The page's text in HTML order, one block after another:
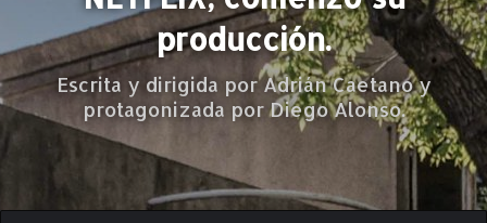
producción.
Escrita y dirigida por Adrián Caetano y
protagonizada por Diego Alonso.